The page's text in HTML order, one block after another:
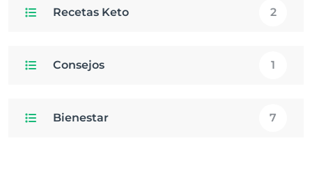
Recetas Keto 2
Consejos 1
Bienestar 7